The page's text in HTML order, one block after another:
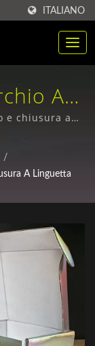
ITALIANO
A
A
Di
RPET
Press
e chiusura a
e su
/
A Linguetta